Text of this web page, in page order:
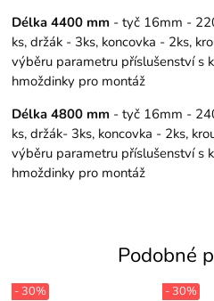
Délka 4400 mm - tyč 16mm -
ks, držák - 3ks, koncovka - 2ks,
výběru parametru příslušenství s
hmoždinky pro montáž
Délka 4800 mm - tyč 16mm -
ks, držák- 3ks, koncovka - 2ks,
výběru parametru příslušenství s
hmoždinky pro montáž
Podobné
- 30% - 30%